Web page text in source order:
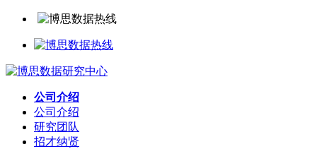
公司介绍
公司介绍
研究团队
招才纳贤